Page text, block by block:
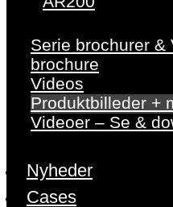
Serie brochurer &
brochure
Videos
Produktbilleder +
Videoer – Se &
Nyheder
Cases